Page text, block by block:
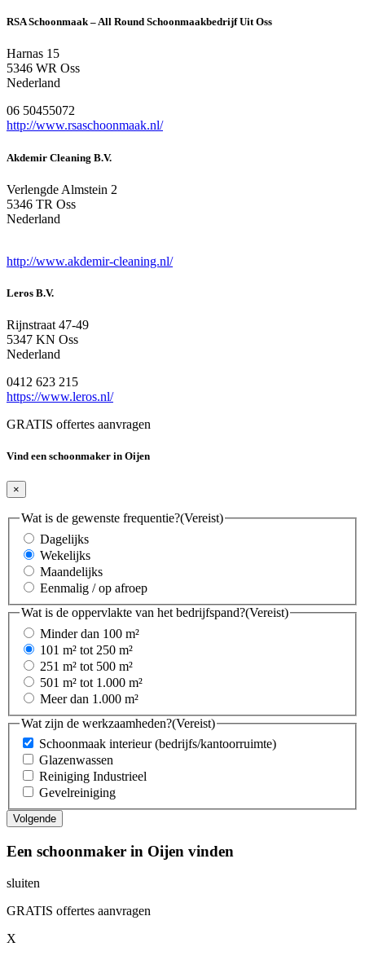
RSA Schoonmaak – All Round Schoonmaakbedrijf Uit Oss
Harnas 15
5346 WR Oss
Nederland
06 50455072
http://www.rsaschoonmaak.nl/
Akdemir Cleaning B.V.
Verlengde Almstein 2
5346 TR Oss
Nederland
http://www.akdemir-cleaning.nl/
Leros B.V.
Rijnstraat 47-49
5347 KN Oss
Nederland
0412 623 215
https://www.leros.nl/
GRATIS offertes aanvragen
Vind een schoonmaker in Oijen
×
Wat is de gewenste frequentie?(Vereist)
Dagelijks
Wekelijks
Maandelijks
Eenmalig / op afroep
Wat is de oppervlakte van het bedrijfspand?(Vereist)
Minder dan 100 m²
101 m² tot 250 m²
251 m² tot 500 m²
501 m² tot 1.000 m²
Meer dan 1.000 m²
Wat zijn de werkzaamheden?(Vereist)
Schoonmaak interieur (bedrijfs/kantoorruimte)
Glazenwassen
Reiniging Industrieel
Gevelreiniging
Een schoonmaker in Oijen vinden
sluiten
GRATIS offertes aanvragen
X